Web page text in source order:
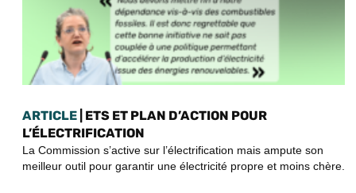
ARTICLE | ETS ET PLAN D’ACTION POUR
L’ÉLECTRIFICATION
La Commission s’active sur l’électrification mais ampute son
meilleur outil pour garantir une électricité propre et moins chère.